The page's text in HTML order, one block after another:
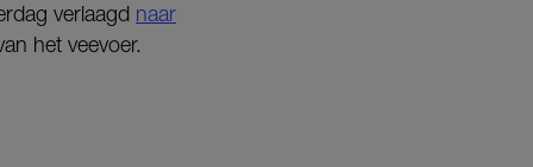
verlaagd naar
het veevoer.